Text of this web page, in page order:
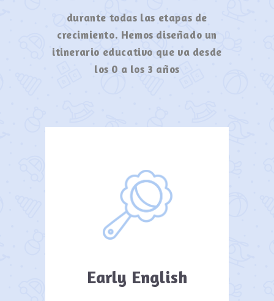
durante todas las etapas de
crecimiento. Hemos diseñado un
itinerario educativo que va desde
los 0 a los 3 años
Early English